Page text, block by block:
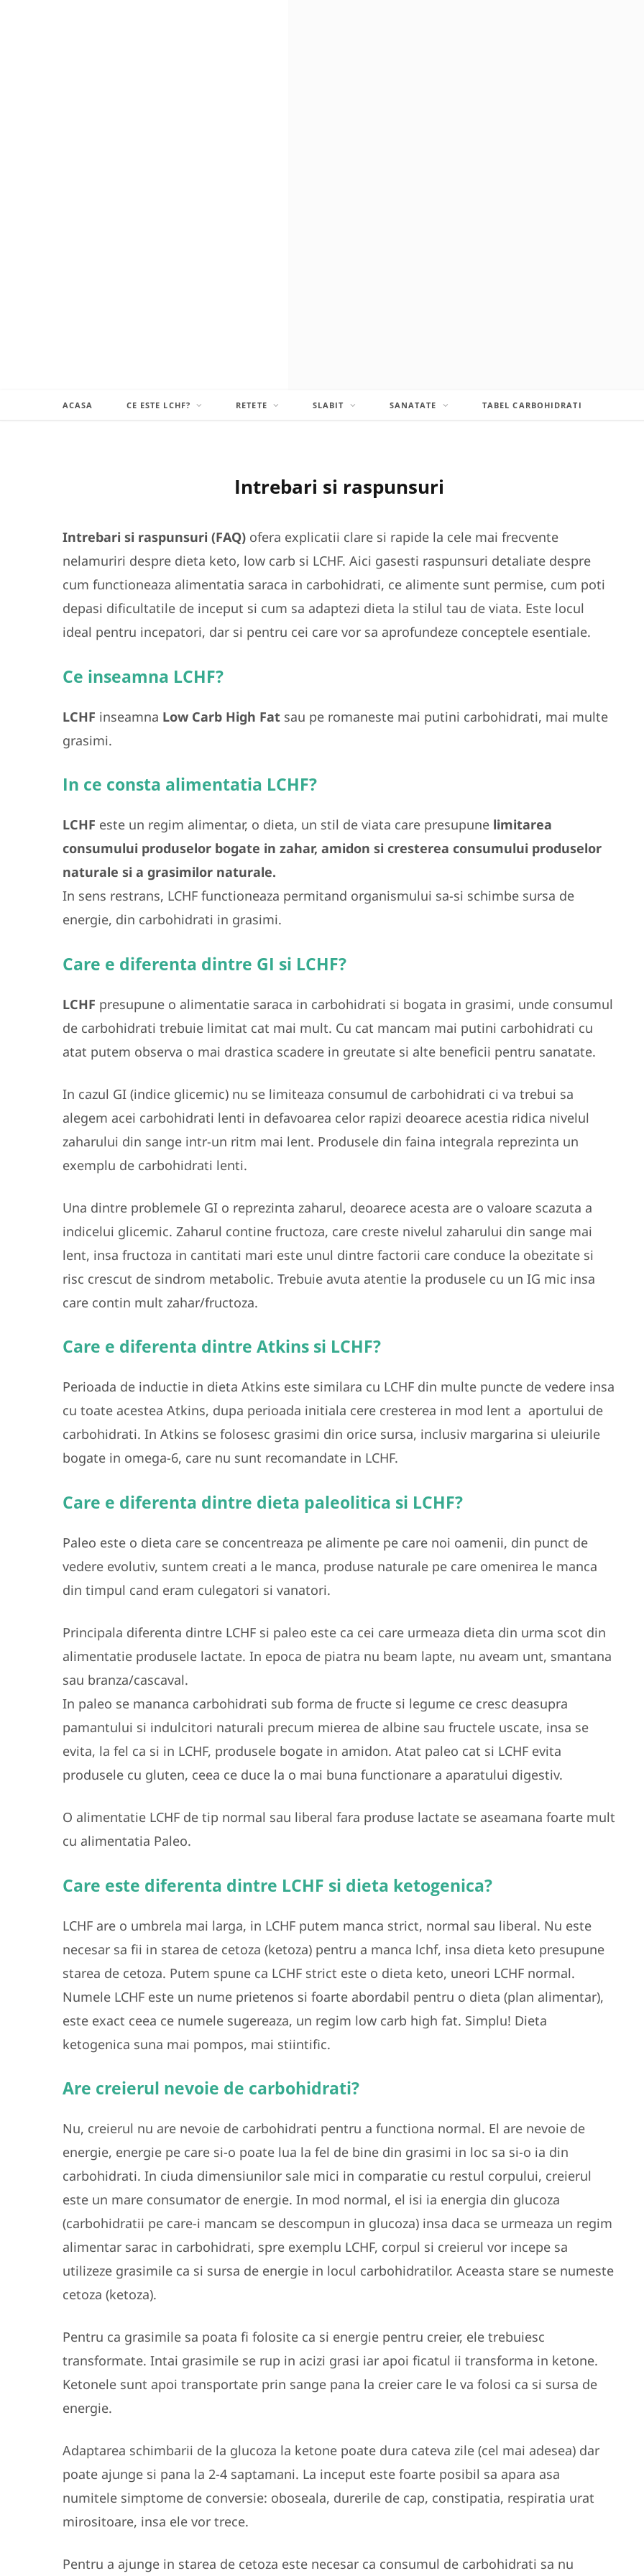
ACASA CE ESTE LCHF? RETETE SLABIT SANATATE TABEL CARBOHIDRATI
Intrebari si raspunsuri
Intrebari si raspunsuri (FAQ) ofera explicatii clare si rapide la cele mai frecvente
nelamuriri despre dieta keto, low carb si LCHF. Aici gasesti raspunsuri detaliate despre
cum functioneaza alimentatia saraca in carbohidrati, ce alimente sunt permise, cum poti
depasi dificultatile de inceput si cum sa adaptezi dieta la stilul tau de viata. Este locul
ideal pentru incepatori, dar si pentru cei care vor sa aprofundeze conceptele esentiale.
Ce inseamna LCHF?
LCHF inseamna Low Carb High Fat sau pe romaneste mai putini carbohidrati, mai multe
grasimi.
In ce consta alimentatia LCHF?
LCHF este un regim alimentar, o dieta, un stil de viata care presupune limitarea
consumului produselor bogate in zahar, amidon si cresterea consumului produselor
naturale si a grasimilor naturale.
In sens restrans, LCHF functioneaza permitand organismului sa-si schimbe sursa de
energie, din carbohidrati in grasimi.
Care e diferenta dintre GI si LCHF?
LCHF presupune o alimentatie saraca in carbohidrati si bogata in grasimi, unde consumul
de carbohidrati trebuie limitat cat mai mult. Cu cat mancam mai putini carbohidrati cu
atat putem observa o mai drastica scadere in greutate si alte beneficii pentru sanatate.
In cazul GI (indice glicemic) nu se limiteaza consumul de carbohidrati ci va trebui sa
alegem acei carbohidrati lenti in defavoarea celor rapizi deoarece acestia ridica nivelul
zaharului din sange intr-un ritm mai lent. Produsele din faina integrala reprezinta un
exemplu de carbohidrati lenti.
Una dintre problemele GI o reprezinta zaharul, deoarece acesta are o valoare scazuta a
indicelui glicemic. Zaharul contine fructoza, care creste nivelul zaharului din sange mai
lent, insa fructoza in cantitati mari este unul dintre factorii care conduce la obezitate si
risc crescut de sindrom metabolic. Trebuie avuta atentie la produsele cu un IG mic insa
care contin mult zahar/fructoza.
Care e diferenta dintre Atkins si LCHF?
Perioada de inductie in dieta Atkins este similara cu LCHF din multe puncte de vedere insa
cu toate acestea Atkins, dupa perioada initiala cere cresterea in mod lent a aportului de
carbohidrati. In Atkins se folosesc grasimi din orice sursa, inclusiv margarina si uleiurile
bogate in omega-6, care nu sunt recomandate in LCHF.
Care e diferenta dintre dieta paleolitica si LCHF?
Paleo este o dieta care se concentreaza pe alimente pe care noi oamenii, din punct de
vedere evolutiv, suntem creati a le manca, produse naturale pe care omenirea le manca
din timpul cand eram culegatori si vanatori.
Principala diferenta dintre LCHF si paleo este ca cei care urmeaza dieta din urma scot din
alimentatie produsele lactate. In epoca de piatra nu beam lapte, nu aveam unt, smantana
sau branza/cascaval.
In paleo se mananca carbohidrati sub forma de fructe si legume ce cresc deasupra
pamantului si indulcitori naturali precum mierea de albine sau fructele uscate, insa se
evita, la fel ca si in LCHF, produsele bogate in amidon. Atat paleo cat si LCHF evita
produsele cu gluten, ceea ce duce la o mai buna functionare a aparatului digestiv.
O alimentatie LCHF de tip normal sau liberal fara produse lactate se aseamana foarte mult
cu alimentatia Paleo.
Care este diferenta dintre LCHF si dieta ketogenica?
LCHF are o umbrela mai larga, in LCHF putem manca strict, normal sau liberal. Nu este
necesar sa fii in starea de cetoza (ketoza) pentru a manca lchf, insa dieta keto presupune
starea de cetoza. Putem spune ca LCHF strict este o dieta keto, uneori LCHF normal.
Numele LCHF este un nume prietenos si foarte abordabil pentru o dieta (plan alimentar),
este exact ceea ce numele sugereaza, un regim low carb high fat. Simplu! Dieta
ketogenica suna mai pompos, mai stiintific.
Are creierul nevoie de carbohidrati?
Nu, creierul nu are nevoie de carbohidrati pentru a functiona normal. El are nevoie de
energie, energie pe care si-o poate lua la fel de bine din grasimi in loc sa si-o ia din
carbohidrati. In ciuda dimensiunilor sale mici in comparatie cu restul corpului, creierul
este un mare consumator de energie. In mod normal, el isi ia energia din glucoza
(carbohidratii pe care-i mancam se descompun in glucoza) insa daca se urmeaza un regim
alimentar sarac in carbohidrati, spre exemplu LCHF, corpul si creierul vor incepe sa
utilizeze grasimile ca si sursa de energie in locul carbohidratilor. Aceasta stare se numeste
cetoza (ketoza).
Pentru ca grasimile sa poata fi folosite ca si energie pentru creier, ele trebuiesc
transformate. Intai grasimile se rup in acizi grasi iar apoi ficatul ii transforma in ketone.
Ketonele sunt apoi transportate prin sange pana la creier care le va folosi ca si sursa de
energie.
Adaptarea schimbarii de la glucoza la ketone poate dura cateva zile (cel mai adesea) dar
poate ajunge si pana la 2-4 saptamani. La inceput este foarte posibil sa apara asa
numitele simptome de conversie: oboseala, durerile de cap, constipatia, respiratia urat
mirositoare, insa ele vor trece.
Pentru a ajunge in starea de cetoza este necesar ca consumul de carbohidrati sa nu